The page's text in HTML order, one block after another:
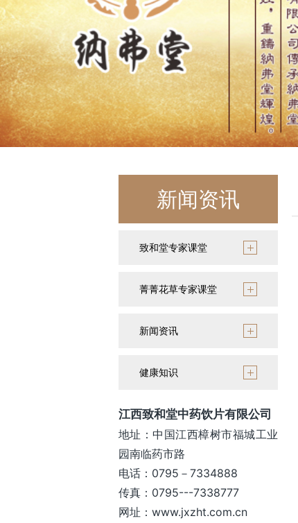
新闻资讯
致和堂专家课堂
菁菁花草专家课堂
新闻资讯
健康知识
江西致和堂中药饮片有限公司
地址：中国江西樟树市福城工业
园南临药市路
电话：0795－7334888
传真：0795---7338777
网址：www.jxzht.com.cn